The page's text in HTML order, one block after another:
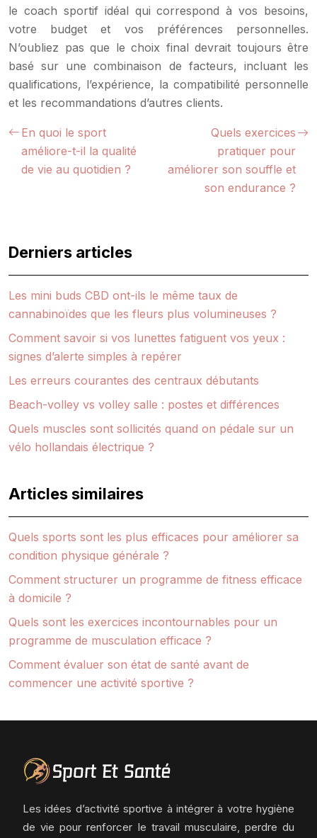
le coach sportif idéal qui correspond à vos besoins,
votre budget et vos préférences personnelles.
N’oubliez pas que le choix final devrait toujours être
basé sur une combinaison de facteurs, incluant les
qualifications, l’expérience, la compatibilité personnelle
et les recommandations d’autres clients.
En quoi le sport
améliore-t-il la qualité
de vie au quotidien ?
Quels exercices
pratiquer pour
améliorer son souffle et
son endurance ?
Derniers articles
Les mini buds CBD ont-ils le même taux de
cannabinoïdes que les fleurs plus volumineuses ?
Comment savoir si vos lunettes fatiguent vos yeux :
signes d’alerte simples à repérer
Les erreurs courantes des centraux débutants
Beach-volley vs volley salle : postes et différences
Quels muscles sont sollicités quand on pédale sur un
vélo hollandais électrique ?
Articles similaires
Quels sports sont les plus efficaces pour améliorer sa
condition physique générale ?
Comment structurer un programme de fitness efficace
à domicile ?
Quels sont les exercices incontournables pour un
programme de musculation efficace ?
Comment évaluer son état de santé avant de
commencer une activité sportive ?
Les idées d’activité sportive à intégrer à votre hygiène
de vie pour renforcer le travail musculaire, perdre du